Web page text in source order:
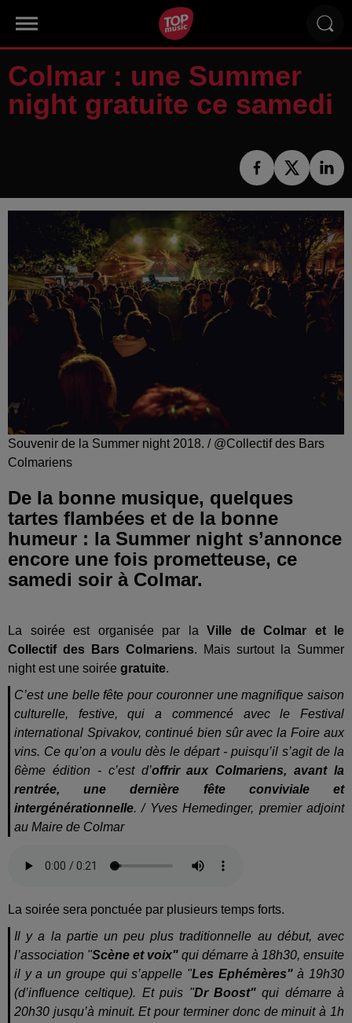
Colmar : une Summer
night gratuite ce samedi
Souvenir de la Summer night 2018. / @Collectif des Bars
Colmariens
De la bonne musique, quelques
tartes flambées et de la bonne
humeur : la Summer night s’annonce
encore une fois prometteuse, ce
samedi soir à Colmar.
La soirée est organisée par la Ville de Colmar et le
Collectif des Bars Colmariens. Mais surtout la Summer
night est une soirée gratuite.
C’est une belle fête pour couronner une magnifique saison
culturelle, festive, qui a commencé avec le Festival
international Spivakov, continué bien sûr avec la Foire aux
vins. Ce qu’on a voulu dès le départ - puisqu’il s’agit de la
6ème édition - c’est d’offrir aux Colmariens, avant la
rentrée, une dernière fête conviviale et
intergénérationnelle. / Yves Hemedinger, premier adjoint
au Maire de Colmar
La soirée sera ponctuée par plusieurs temps forts.
Il y a la partie un peu plus traditionnelle au début, avec
l’association "Scène et voix" qui démarre à 18h30, ensuite
il y a un groupe qui s’appelle "Les Ephémères"à 19h30
(d’influence celtique). Et puis "Dr Boost"qui démarre à
20h30 jusqu’à minuit. Et pour terminer donc de minuit à 1h